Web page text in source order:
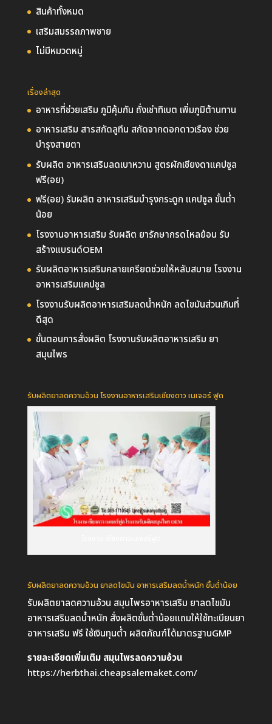
สินค้าทั้งหมด
เสริมสมรรถภาพชาย
ไม่มีหมวดหมู่
เรื่องล่าสุด
อาหารที่ช่วยเสริม ภูมิคุ้มกัน ถั่งเช่าทิเบต เพิ่มภูมิต้านทาน
อาหารเสริม สารสกัดลูทีน สกัดจากดอกดาวเรือง ช่วย
บำรุงสายตา
รับผลิต อาหารเสริมลดเบาหวาน สูตรผักเชียงดาแคปซูล
ฟรี(อย)
ฟรี(อย) รับผลิต อาหารเสริมบำรุงกระดูก แคปซูล ขั้นต่ำ
น้อย
โรงงานอาหารเสริม รับผลิต ยารักษากรดไหลย้อน รับ
สร้างแบรนด์OEM
รับผลิตอาหารเสริมคลายเครียดช่วยให้หลับสบาย โรงงาน
อาหารเสริมแคปซูล
โรงงานรับผลิตอาหารเสริมลดน้ำหนัก ลดไขมันส่วนเกินที่
ดีสุด
ขั้นตอนการสั่งผลิต โรงงานรับผลิตอาหารเสริม ยา
สมุนไพร
รับผลิตยาลดความอ้วน โรงงานอาหารเสริมเชียงดาว เนเจอร์ ฟูด
รับผลิตยาลดความอ้วน ยาลดไขมัน อาหารเสริมลดน้ำหนัก ขั้นต่ำน้อย
รับผลิตยาลดความอ้วน สมุนไพรอาหารเสริม ยาลดไขมัน
อาหารเสริมลดน้ำหนัก สั่งผลิตขั้นต่ำน้อยแถมให้ใช้ทะเบียนยา
อาหารเสริม ฟรี ใช้เงินทุนต่ำ ผลิตภัณฑ์ได้มาตรฐานGMP
รายละเอียดเพิ่มเติม สมุนไพรลดความอ้วน
https://herbthai.cheapsalemaket.com/